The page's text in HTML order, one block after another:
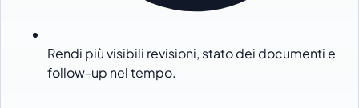
Rendi più visibili revisioni, stato dei documenti e
follow-up nel tempo.